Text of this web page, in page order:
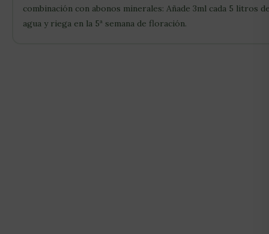
combinación con abonos minerales: Añade 3ml cada 5 litros
agua y riega en la 5ª semana de floración.